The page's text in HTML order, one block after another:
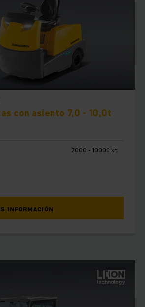
con asiento 7,0 - 10,0t
7000 - 10000 kg
INFORMACIÓN